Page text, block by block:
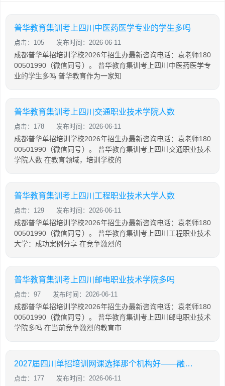
普华教育集训考上四川中医药医学专业的学生多吗
点击：105 发布时间：2026-06-11
成都普华单招培训学校2026年招生办最新咨询电话：袁老师180
00501990（微信同号）。 普华教育集训考上四川中医药医学专
业的学生多吗 普华教育作为一家知
普华教育集训考上四川交通职业技术学院人数
点击：178 发布时间：2026-06-11
成都普华单招培训学校2026年招生办最新咨询电话：袁老师180
00501990（微信同号）。 普华教育集训考上四川交通职业技术
学院人数 在教育领域，培训学校的
普华教育集训考上四川工程职业技术大学人数
点击：129 发布时间：2026-06-11
成都普华单招培训学校2026年招生办最新咨询电话：袁老师180
00501990（微信同号）。 普华教育集训考上四川工程职业技术
大学：成功案例分享 在竞争激烈的
普华教育集训考上四川邮电职业技术学院多吗
点击：97 发布时间：2026-06-11
成都普华单招培训学校2026年招生办最新咨询电话：袁老师180
00501990（微信同号）。 普华教育集训考上四川邮电职业技术
学院多吗 在当前竞争激烈的教育市
2027届四川单招培训网课选择那个机构好——融创单招培训学校
点击：177 发布时间：2026-06-11